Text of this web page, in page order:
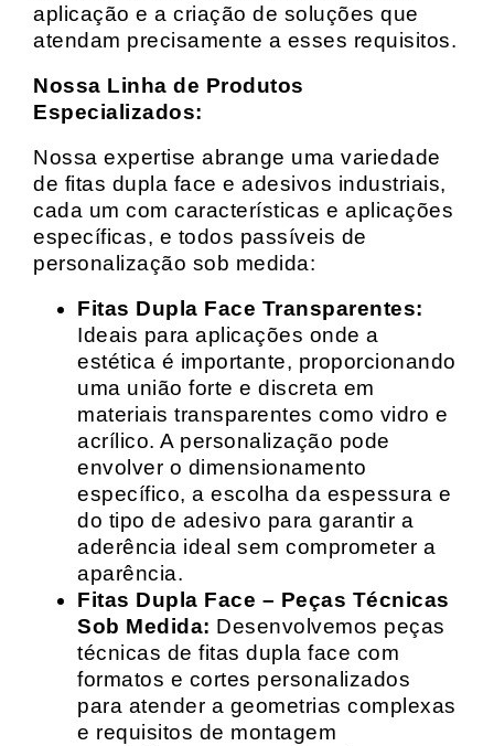
aplicação e a criação de soluções que
atendam precisamente a esses requisitos.
Nossa Linha de Produtos
Especializados:
Nossa expertise abrange uma variedade
de fitas dupla face e adesivos industriais,
cada um com características e aplicações
específicas, e todos passíveis de
personalização sob medida:
Fitas Dupla Face Transparentes:
Ideais para aplicações onde a
estética é importante, proporcionando
uma união forte e discreta em
materiais transparentes como vidro e
acrílico. A personalização pode
envolver o dimensionamento
específico, a escolha da espessura e
do tipo de adesivo para garantir a
aderência ideal sem comprometer a
aparência.
Fitas Dupla Face – Peças Técnicas
Sob Medida: Desenvolvemos peças
técnicas de fitas dupla face com
formatos e cortes personalizados
para atender a geometrias complexas
e requisitos de montagem